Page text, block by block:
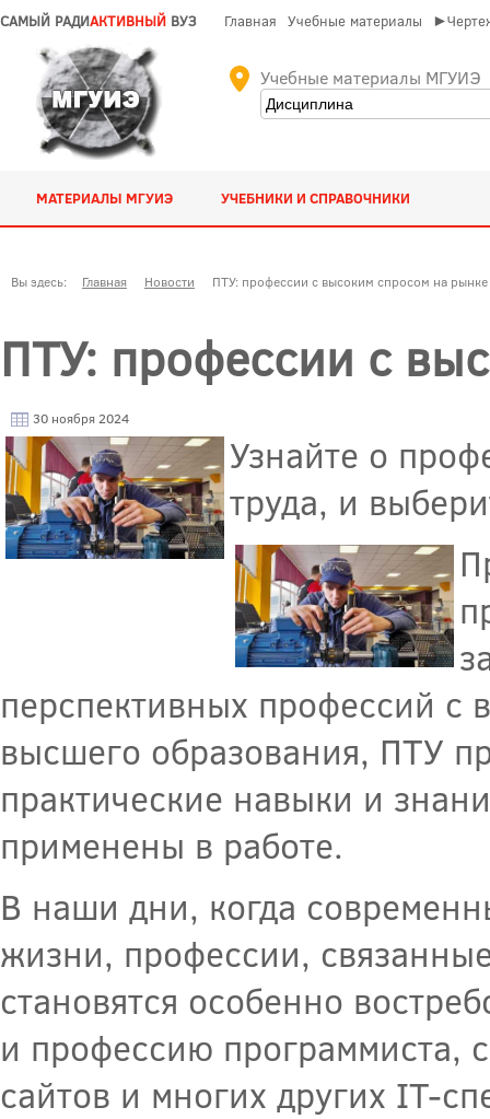
САМЫЙ РАДИАКТИВНЫЙ ВУЗ Главная Учебные материалы
Учебные материалы МГУИЭ
МАТЕРИАЛЫ МГУИЭ УЧЕБНИКИ И СПРАВОЧНИКИ
Вы здесь: Главная Новости ПТУ: профессии с высоким спросом на рынке
ПТУ: профессии с
30 ноября 2024
Узнайте о
труда, и
перспективных профессий с
высшего образования, ПТУ
практические навыки и
применены в работе.
В наши дни, когда
жизни, профессии,
становятся особенно
и профессию программиста,
сайтов и многих других IT-